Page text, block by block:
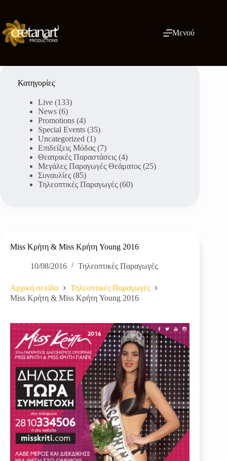
περιεχόμενο
Μενού
Miss Κρήτη & Miss Κρήτη Young 2016
10/08/2016 Τηλεοπτικές Παραγωγές
Αρχική σελίδα
Τηλεοπτικές Παραγωγές
Miss Κρήτη & Miss Κρήτη Young 2016
Κατηγορίες
Live (133)
News (6)
Promotions (4)
Special Events (35)
Uncategorized (1)
Επιδείξεις Μόδας (7)
Θεατρικές Παραστάσεις (4)
Μεγάλες Παραγωγές Θεάματος (25)
Συναυλίες (85)
Τηλεοπτικές Παραγωγές (60)